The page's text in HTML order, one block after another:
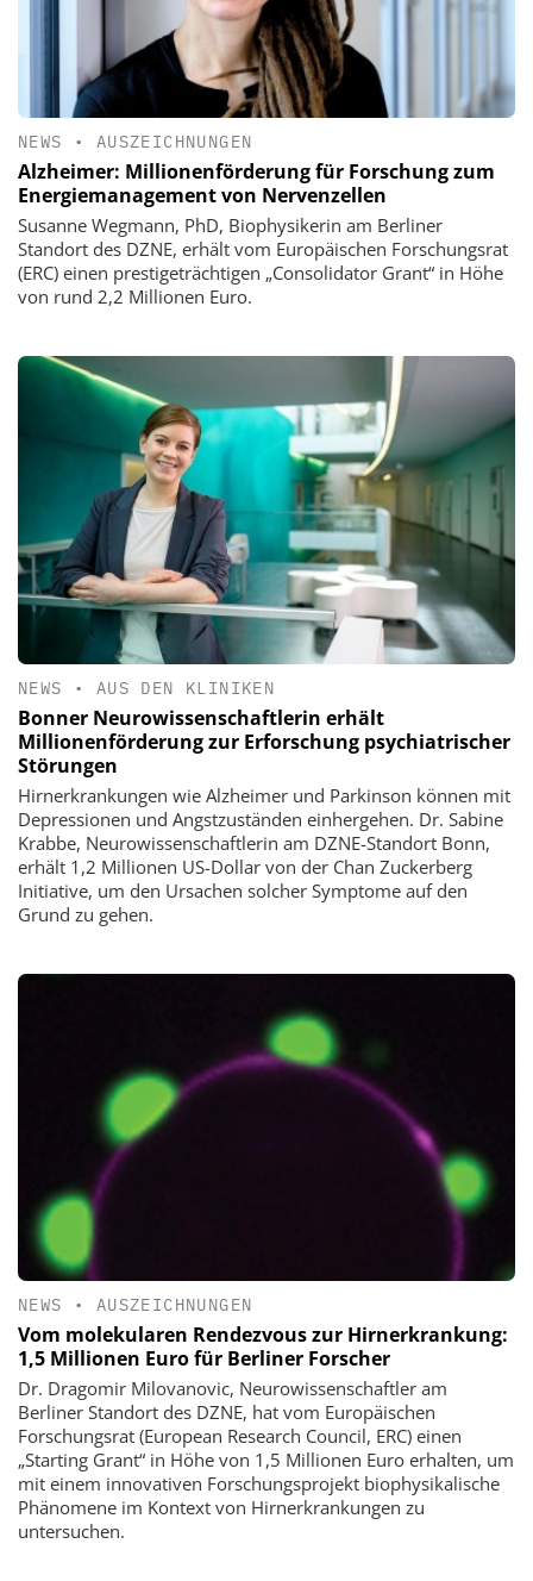
NEWS • AUSZEICHNUNGEN
Alzheimer: Millionenförderung für Forschung zum
Energiemanagement von Nervenzellen
Susanne Wegmann, PhD, Biophysikerin am Berliner
Standort des DZNE, erhält vom Europäischen Forschungsrat
(ERC) einen prestigeträchtigen „Consolidator Grant“ in Höhe
von rund 2,2 Millionen Euro.
NEWS • AUS DEN KLINIKEN
Bonner Neurowissenschaftlerin erhält
Millionenförderung zur Erforschung psychiatrischer
Störungen
Hirnerkrankungen wie Alzheimer und Parkinson können mit
Depressionen und Angstzuständen einhergehen. Dr. Sabine
Krabbe, Neurowissenschaftlerin am DZNE-Standort Bonn,
erhält 1,2 Millionen US-Dollar von der Chan Zuckerberg
Initiative, um den Ursachen solcher Symptome auf den
Grund zu gehen.
NEWS • AUSZEICHNUNGEN
Vom molekularen Rendezvous zur Hirnerkrankung:
1,5 Millionen Euro für Berliner Forscher
Dr. Dragomir Milovanovic, Neurowissenschaftler am
Berliner Standort des DZNE, hat vom Europäischen
Forschungsrat (European Research Council, ERC) einen
„Starting Grant“ in Höhe von 1,5 Millionen Euro erhalten, um
mit einem innovativen Forschungsprojekt biophysikalische
Phänomene im Kontext von Hirnerkrankungen zu
untersuchen.